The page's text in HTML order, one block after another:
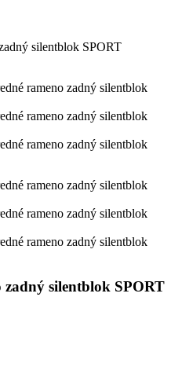
silentblok SPORT
zadný silentblok SPORT